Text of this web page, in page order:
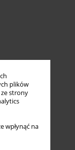
plików
ze strony
wpłynąć na